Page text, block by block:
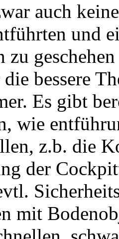
auch
und
zu
bessere
Es gibt
wie
z.b. die
der
mit